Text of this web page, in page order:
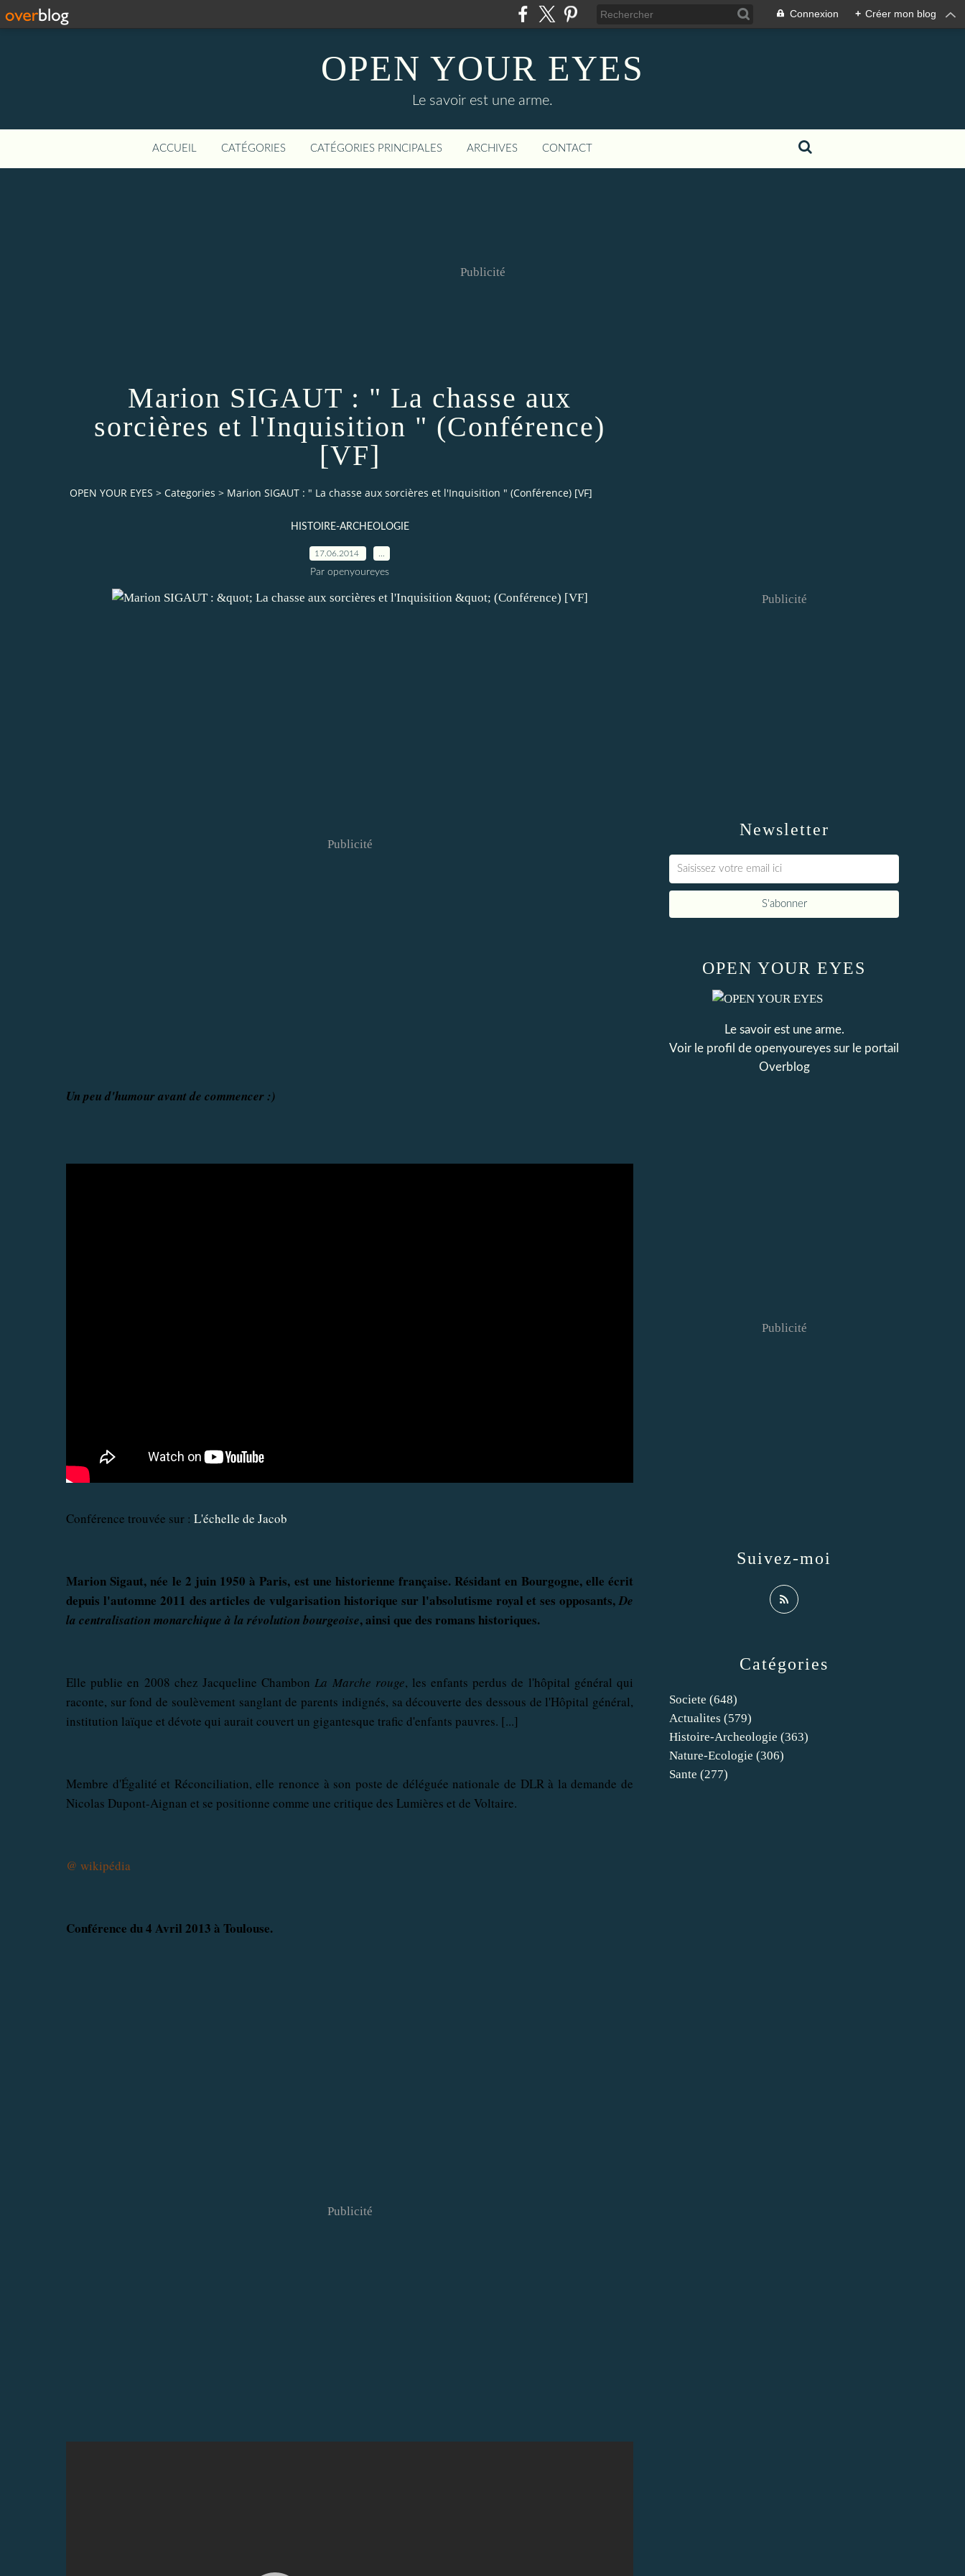
Connexion + Créer mon blog
OPEN YOUR EYES
Le savoir est une arme.
ACCUEIL CATÉGORIES CATÉGORIES PRINCIPALES ARCHIVES CONTACT
Publicité
Marion SIGAUT : " La chasse aux
sorcières et l'Inquisition " (Conférence)
[VF]
OPEN YOUR EYES > Categories > Marion SIGAUT : " La chasse aux sorcières et l'Inquisition " (Conférence) [VF]
HISTOIRE-ARCHEOLOGIE
17.06.2014
Par openyoureyes
Publicité
Un peu d'humour avant de commencer :)
Conférence trouvée sur : L'échelle de Jacob
Marion Sigaut, née le 2 juin 1950 à Paris, est une historienne française. Résidant en Bourgogne, elle écrit
depuis l'automne 2011 des articles de vulgarisation historique sur l'absolutisme royal et ses opposants,De
la centralisation monarchique à la révolution bourgeoise, ainsi que des romans historiques.
Elle publie en 2008 chez Jacqueline ChambonLa Marche rouge, les enfants perdus de l'hôpital général qui
raconte, sur fond de soulèvement sanglant de parents indignés, sa découverte des dessous de l'Hôpital général,
institution laïque et dévote qui aurait couvert un gigantesque trafic d'enfants pauvres. [...]
Membre d'Égalité et Réconciliation, elle renonce à son poste de déléguée nationale de DLR à la demande de
Nicolas Dupont-Aignan et se positionne comme une critique des Lumières et de Voltaire.
@ wikipédia
Conférence du 4 Avril 2013 à Toulouse.
Publicité
Newsletter
Publicité
Catégories
Societe (648)
Actualites (579)
Histoire-Archeologie (363)
Nature-Ecologie (306)
Sante (277)
OPEN YOUR EYES
Le savoir est une arme.
Voir le profil de openyoureyes sur le portail
Overblog
Suivez-moi
Publicité